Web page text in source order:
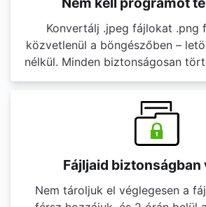
Konvertálj .jpeg fájlokat .png
közvetlenül a böngészőben –
nélkül. Minden biztonságosan
Fájljaid biztonságban
Nem tároljuk el véglegesen a